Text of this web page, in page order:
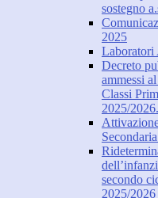
sostegno
2025
Laboratori
Decreto
ammessi
Classi
2025/2026.
secondo
2025/2026